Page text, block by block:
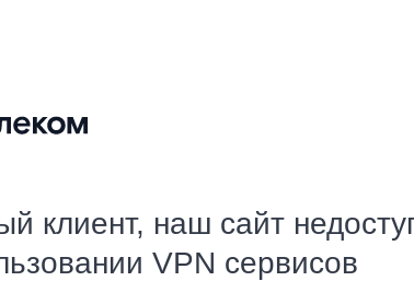
клиент, наш сайт
VPN сервисов